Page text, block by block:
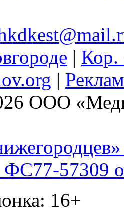
| Кор.
|
ООО
57309
16+